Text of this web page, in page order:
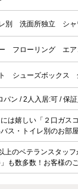
別 洗面所独立 シ
フローリング エア
シューズボックス
パン / 2人入居:可 / 保
は嬉しい「２口ガス
ス・トイレ別のお部屋
上のベテランスタッ
も数多数！お客様の